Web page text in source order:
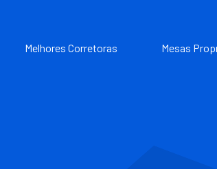
Melhores Corretoras Mesas